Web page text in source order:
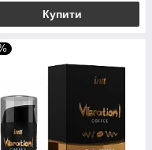
Купити